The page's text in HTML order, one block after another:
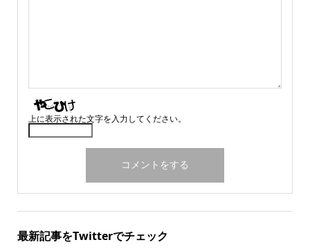
上に表示された文字を入力してください。
最新記事をTwitterでチェック